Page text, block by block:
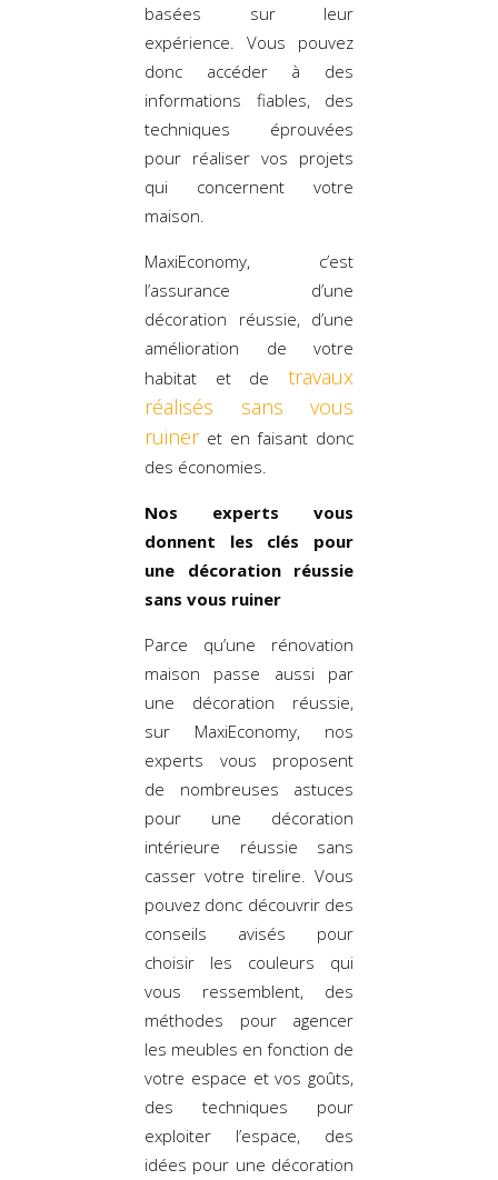
basées sur leur
expérience. Vous pouvez
donc accéder à des
informations fiables, des
techniques éprouvées
pour réaliser vos projets
qui concernent votre
maison.
MaxiEconomy, c’est
l’assurance d’une
décoration réussie, d’une
amélioration de votre
habitat et de travaux
réalisés sans vous
ruineret en faisant donc
des économies.
Nos experts vous
donnent les clés pour
une décoration réussie
sans vous ruiner
Parce qu’une rénovation
maison passe aussi par
une décoration réussie,
sur MaxiEconomy, nos
experts vous proposent
de nombreuses astuces
pour une décoration
intérieure réussie sans
casser votre tirelire. Vous
pouvez donc découvrir des
conseils avisés pour
choisir les couleurs qui
vous ressemblent, des
méthodes pour agencer
les meubles en fonction de
votre espace et vos goûts,
des techniques pour
exploiter l’espace, des
idées pour une décoration